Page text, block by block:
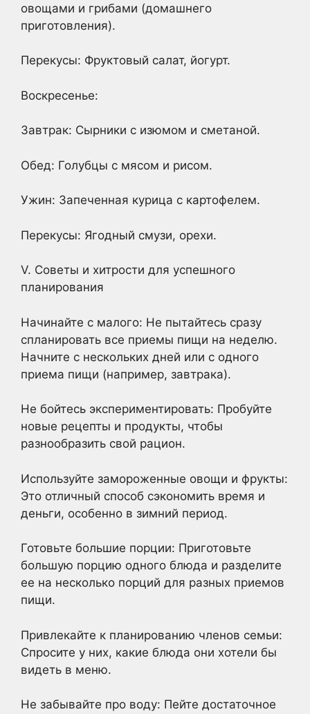
овощами и грибами (домашнего
приготовления).
Перекусы: Фруктовый салат, йогурт.
Воскресенье:
Завтрак: Сырники с изюмом и сметаной.
Обед: Голубцы с мясом и рисом.
Ужин: Запеченная курица с картофелем.
Перекусы: Ягодный смузи, орехи.
V. Советы и хитрости для успешного
планирования
Начинайте с малого: Не пытайтесь сразу
спланировать все приемы пищи на неделю.
Начните с нескольких дней или с одного
приема пищи (например, завтрака).
Не бойтесь экспериментировать: Пробуйте
новые рецепты и продукты, чтобы
разнообразить свой рацион.
Используйте замороженные овощи и фрукты:
Это отличный способ сэкономить время и
деньги, особенно в зимний период.
Готовьте большие порции: Приготовьте
большую порцию одного блюда и разделите
ее на несколько порций для разных приемов
пищи.
Привлекайте к планированию членов семьи:
Спросите у них, какие блюда они хотели бы
видеть в меню.
Не забывайте про воду: Пейте достаточное